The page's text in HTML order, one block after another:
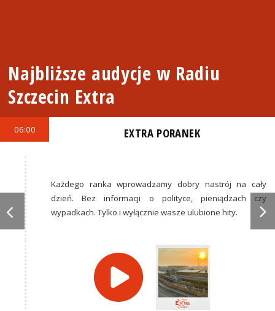
Najbliższe audycje w Radiu
Szczecin Extra
06:00 EXTRA PORANEK
Każdego ranka wprowadzamy dobry nastrój na cały
dzień. Bez informacji o polityce, pieniądzach czy
wypadkach. Tylko i wyłącznie wasze ulubione hity.